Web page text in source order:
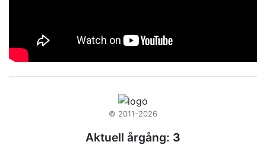
© 2011-2026
Aktuell årgång: 3